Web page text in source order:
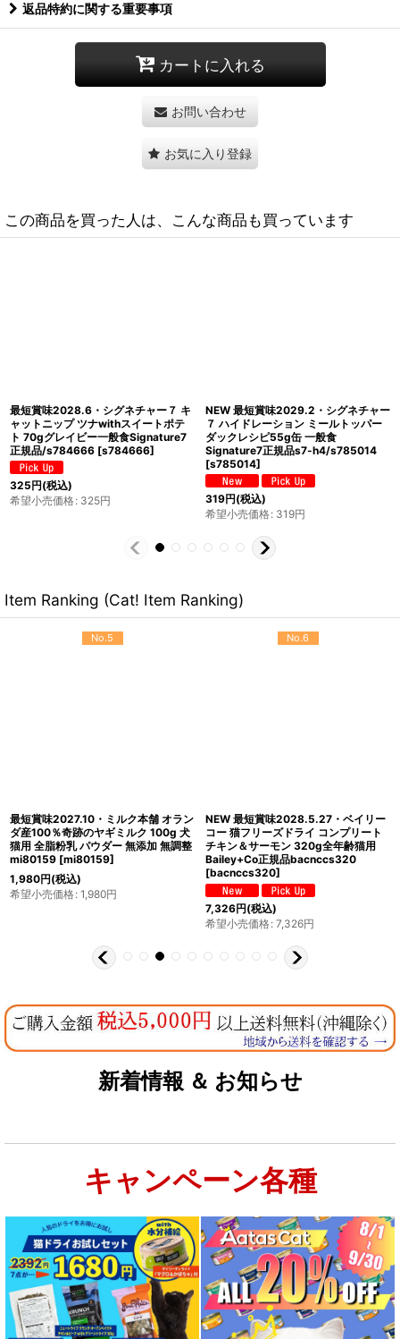
返品特約に関する重要事項
カートに入れる
お問い合わせ
お気に入り登録
この商品を買った人は、こんな商品も買っています
最短賞味2028.6・シグネチャー７ キ
ャットニップ チキンwithズッキーニ
70gグレイビー一般食Signature7正規
品s784635 [s784635]
325円(税込)
希望小売価格: 325円
最短賞味2027.10・アルモネイチャー
猫 HFCハイドレーション チキンフィ
レ入りチキンスープ50gパウチ
alc5890一般食 正規品 [alc5890]
319円(税込)
希望小売価格
Item Ranking (Cat! Item Ranking)
No.5
最短賞味2027.10・ミルク本舗 オラン
ダ産100％奇跡のヤギミルク 100g 犬
猫用 全脂粉乳 パウダー 無添加 無調整
mi80159 [mi80159]
1,980円(税込)
希望小売価格: 1,980円
No.6
NEW 最短賞味2028.5.27・ベイリー
コー 猫フリーズドライ コンプリート
チキン＆サーモン 320g全年齢猫用
Bailey+Co正規品bacnccs320
[bacnccs320]
7,326円(税込)
希望小売価格: 7,326円
新着情報 ＆ お知らせ
キャンペーン各種